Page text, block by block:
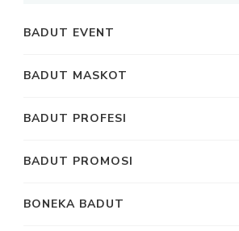
BADUT EVENT
BADUT MASKOT
BADUT PROFESI
BADUT PROMOSI
BONEKA BADUT